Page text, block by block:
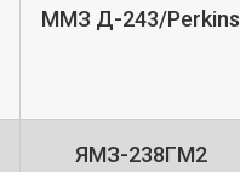
ММЗ Д-243/Perkins
ЯМЗ-238ГМ2